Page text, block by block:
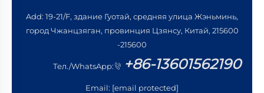
Add: 19-21/F, здание Гуотай, средняя улица Жэньминь,
город Чжанцзяган, провинция Цзянсу, Китай, 215600
-215600
Тел./WhatsApp: +86-13601562190
Email: [email protected]